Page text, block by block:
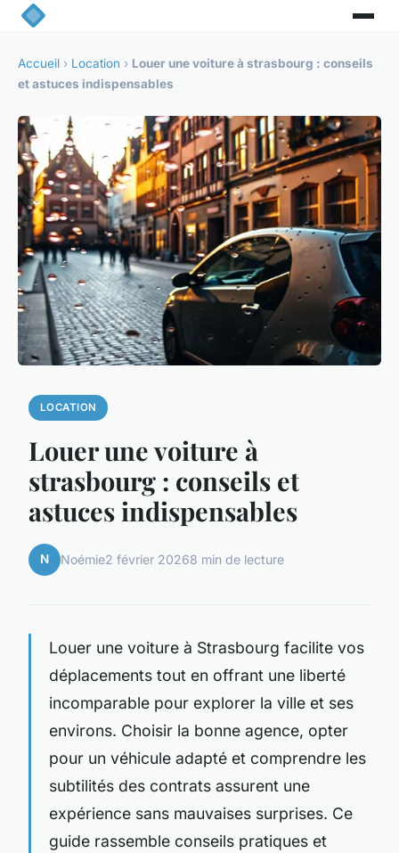
Accueil › Location › Louer une voiture à strasbourg : conseils
et astuces indispensables
LOCATION
Louer une voiture à
strasbourg : conseils et
astuces indispensables
N Noémie2 février 20268 min de lecture
Louer une voiture à Strasbourg facilite vos
déplacements tout en offrant une liberté
incomparable pour explorer la ville et ses
environs. Choisir la bonne agence, opter
pour un véhicule adapté et comprendre les
subtilités des contrats assurent une
expérience sans mauvaises surprises. Ce
guide rassemble conseils pratiques et